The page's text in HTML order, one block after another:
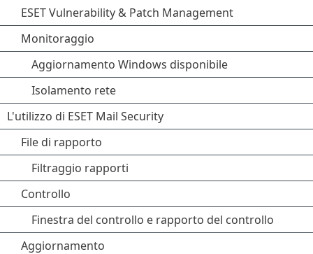
ESET Vulnerability & Patch Management
Monitoraggio
Aggiornamento Windows disponibile
Isolamento rete
L'utilizzo di ESET Mail Security
File di rapporto
Filtraggio rapporti
Controllo
Finestra del controllo e rapporto del controllo
Aggiornamento